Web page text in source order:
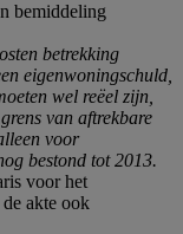
bemiddeling
betrekking
eigenwoningschuld,
wel reëel zijn,
van aftrekbare
voor
bestond tot 2013.
voor het
akte ook